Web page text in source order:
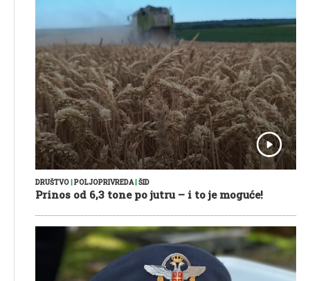
DRUŠTVO|POLJOPRIVREDA|ŠID
Prinos od 6,3 tone po jutru – i to je moguće!